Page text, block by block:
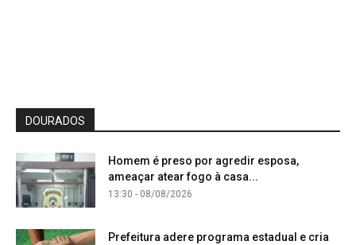
DOURADOS
Homem é preso por agredir esposa,
ameaçar atear fogo à casa...
13:30 - 08/08/2026
Prefeitura adere programa estadual e cria